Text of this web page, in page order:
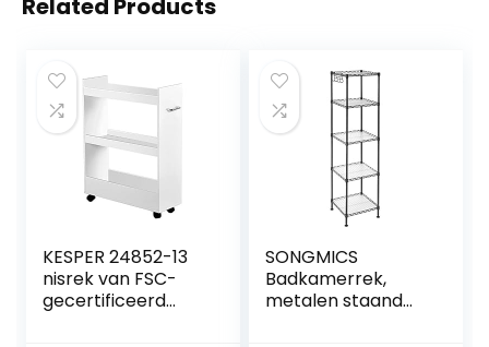
Related Products
KESPER 24852-13
nisrek van FSC-
gecertificeerd
SONGMICS
Badkamerrek,
metalen staand